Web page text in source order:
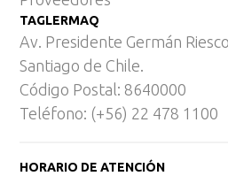
TAGLERMAQ
Av. Presidente Germán
Santiago de Chile.
Código Postal: 8640000
Teléfono: (+56) 22 478 1100
HORARIO DE ATENCIÓN